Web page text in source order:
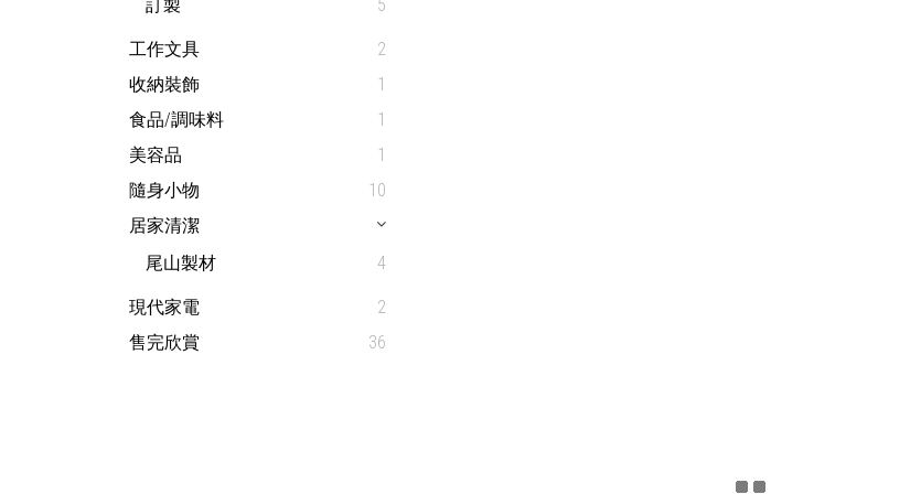
訂製
5
工作文具
2
收納裝飾
1
食品/調味料
1
美容品
1
隨身小物
10
居家清潔
尾山製材
4
現代家電
2
售完欣賞
36